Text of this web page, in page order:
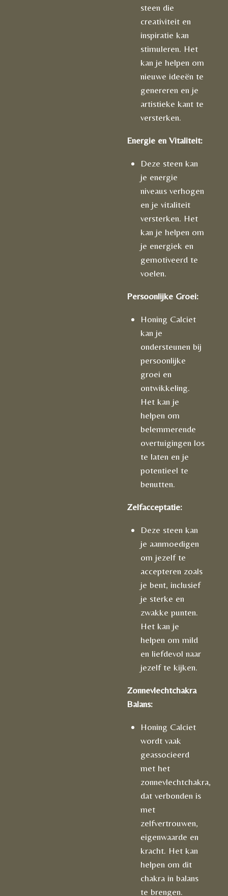
steen die
creativiteit en
inspiratie kan
stimuleren. Het
kan je helpen om
nieuwe ideeën te
genereren en je
artistieke kant te
versterken.
Energie en Vitaliteit:
Deze steen kan
je energie
niveaus verhogen
en je vitaliteit
versterken. Het
kan je helpen om
je energiek en
gemotiveerd te
voelen.
Persoonlijke Groei:
Honing Calciet
kan je
ondersteunen bij
persoonlijke
groei en
ontwikkeling.
Het kan je
helpen om
belemmerende
overtuigingen los
te laten en je
potentieel te
benutten.
Zelfacceptatie:
Deze steen kan
je aanmoedigen
om jezelf te
accepteren zoals
je bent, inclusief
je sterke en
zwakke punten.
Het kan je
helpen om mild
en liefdevol naar
jezelf te kijken.
Zonnevlechtchakra
Balans:
Honing Calciet
wordt vaak
geassocieerd
met het
zonnevlechtchakra,
dat verbonden is
met
zelfvertrouwen,
eigenwaarde en
kracht. Het kan
helpen om dit
chakra in balans
te brengen.